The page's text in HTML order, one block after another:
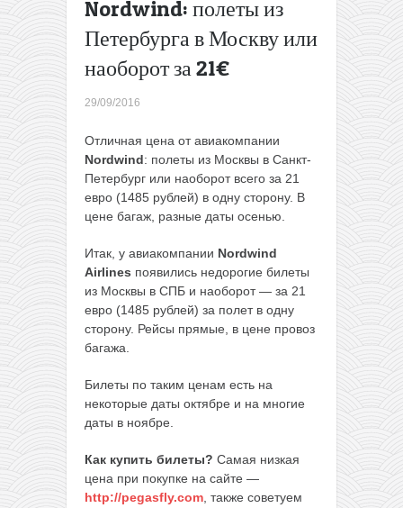
Nordwind: полеты из
Петербурга в Москву или
наоборот за 21€
29/09/2016
Отличная цена от авиакомпании
Nordwind: полеты из Москвы в Санкт-
Петербург или наоборот всего за 21
евро (1485 рублей) в одну сторону. В
цене багаж, разные даты осенью.
Итак, у авиакомпании Nordwind
Airlines появились недорогие билеты
из Москвы в СПБ и наоборот — за 21
евро (1485 рублей) за полет в одну
сторону. Рейсы прямые, в цене провоз
багажа.
Билеты по таким ценам есть на
некоторые даты октябре и на многие
даты в ноябре.
Как купить билеты? Самая низкая
цена при покупке на сайте —
http://pegasfly.com, также советуем
Weeze
Распродажа
лоукоста
20%,
полеты от
3€→